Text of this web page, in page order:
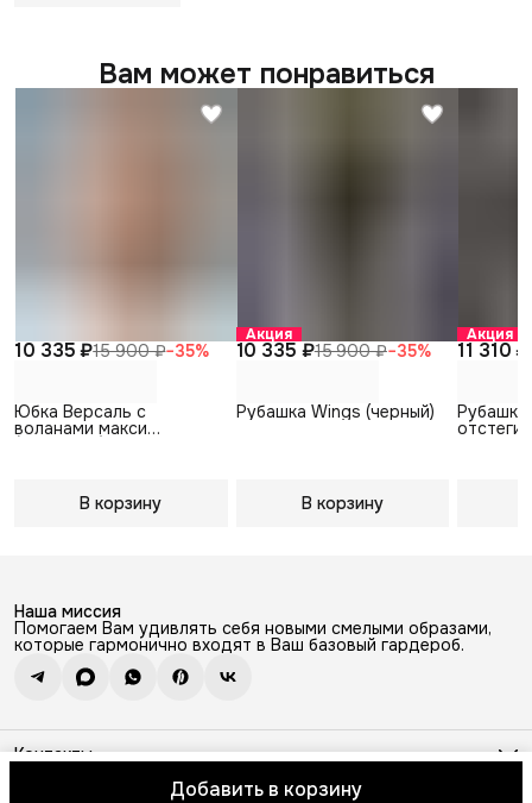
Добавить в корзину
Вам может понравиться
10 335 ₽15 900 ₽−35%
Юбка Версаль с
воланами макси
В корзину
Акция
10 335 ₽15 900 ₽−35%
Рубашка Wings (черный)
В корзину
Акция
11 310 ₽
Наша миссия
Помогаем Вам удивлять себя новыми смелыми образами,
которые гармонично входят в Ваш базовый гардероб.
Контакты